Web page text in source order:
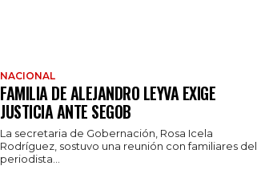
NACIONAL
FAMILIA DE ALEJANDRO LEYVA EXIGE
JUSTICIA ANTE SEGOB
La secretaria de Gobernación, Rosa Icela
Rodríguez, sostuvo una reunión con familiares del
periodista...